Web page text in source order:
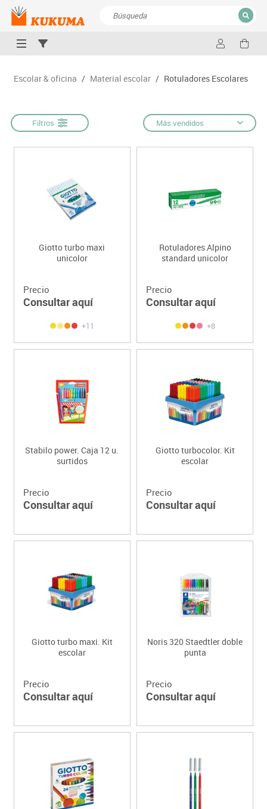
CERRAR
Escolar & oficina / Material escolar / Rotuladores Escolares
Filtros Más vendidos
Giotto turbo maxi
unicolor
Precio
Consultar aquí
+11
Rotuladores Alpino
standard unicolor
Precio
Consultar aquí
+8
Stabilo power. Caja 12 u.
surtidos
Precio
Consultar aquí
Giotto turbocolor. Kit
escolar
Precio
Consultar aquí
Giotto turbo maxi. Kit
escolar
Precio
Consultar aquí
Noris 320 Staedtler doble
punta
Precio
Consultar aquí